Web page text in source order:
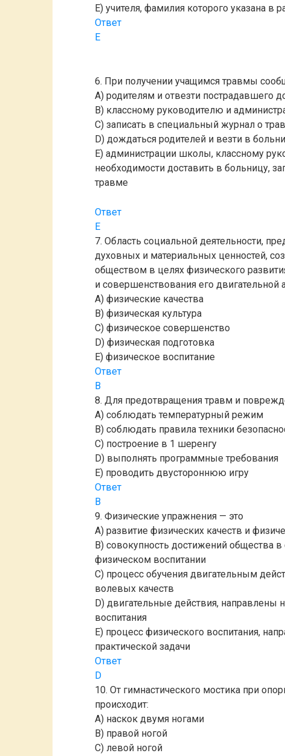
E) учителя, фамилия которого указана в
Ответ
E
6. При получении учащимся травмы
A) родителям и отвезти пострадавшего
B) классному руководителю и
C) записать в специальный журнал о
D) дождаться родителей и везти в
E) администрации школы, классному
необходимости доставить в больницу,
травме
Ответ
Е
7. Область социальной деятельности,
духовных и материальных ценностей,
обществом в целях физического
и совершенствования его двигательной
A) физические качества
B) физическая культура
C) физическое совершенство
D) физическая подготовка
E) физическое воспитание
Ответ
В
8. Для предотвращения травм и
A) соблюдать температурный режим
B) соблюдать правила техники
C) построение в 1 шеренгу
D) выполнять программные требования
E) проводить двустороннюю игру
Ответ
B
9. Физические упражнения — это
A) развитие физических качеств и
B) совокупность достижений общества
физическом воспитании
C) процесс обучения двигательным
волевых качеств
D) двигательные действия, направлены
воспитания
E) процесс физического воспитания,
практической задачи
Ответ
D
10. От гимнастического мостика при
происходит:
A) наскок двумя ногами
B) правой ногой
C) левой ногой